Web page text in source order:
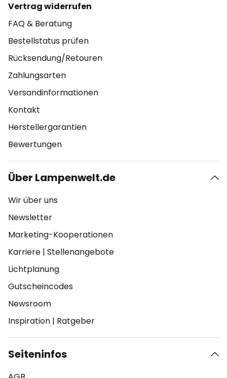
Vertrag widerrufen
FAQ & Beratung
Bestellstatus prüfen
Rücksendung/Retouren
Zahlungsarten
Versandinformationen
Kontakt
Herstellergarantien
Bewertungen
Über Lampenwelt.de
Wir über uns
Newsletter
Marketing-Kooperationen
Karriere | Stellenangebote
Lichtplanung
Gutscheincodes
Newsroom
Inspiration | Ratgeber
Seiteninfos